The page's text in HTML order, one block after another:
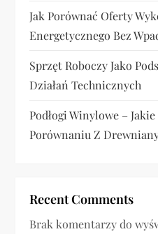
Jak Porównać Oferty
Energetycznego Bez
Sprzęt Roboczy Jako
Działań Technicznych
Podłogi Winylowe –
Porównaniu Z
Recent Comments
Brak komentarzy do